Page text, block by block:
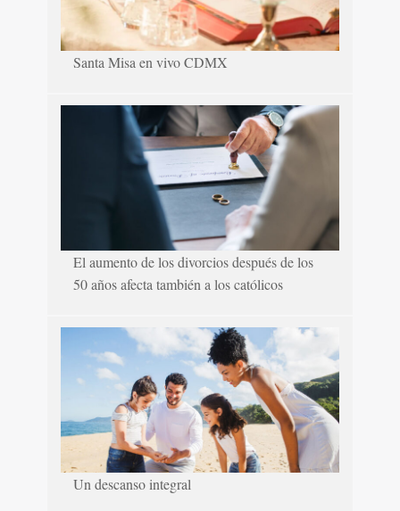
Santa Misa en vivo CDMX
El aumento de los divorcios después de los
50 años afecta también a los católicos
Un descanso integral